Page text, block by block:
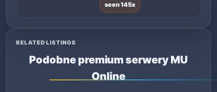
seen 145x
RELATED LISTINGS
Podobne premium serwery MU
Online